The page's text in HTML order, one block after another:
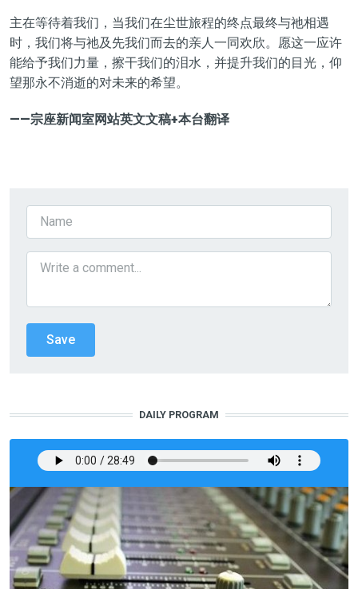
主在等待着我们，当我们在尘世旅程的终点最终与祂相遇
时，我们将与祂及先我们而去的亲人一同欢欣。愿这一应许
能给予我们力量，擦干我们的泪水 ，并提升我们的目光，仰
望那永不消逝的对未来的希望。
——宗座新闻室网站英文文稿+本台翻译
DAILY PROGRAM